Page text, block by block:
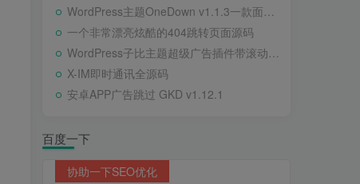
WordPress主题OneDown v1.1.3一款面向个人站长的资源下载、技术教程、内容资讯类站点的 WordPress 主题
一个非常漂亮炫酷的404跳转页面源码
WordPress子比主题超级广告插件带滚动公告
X-IM即时通讯全源码
安卓APP广告跳过 GKD v1.12.1
百度一下
协助一下SEO优化